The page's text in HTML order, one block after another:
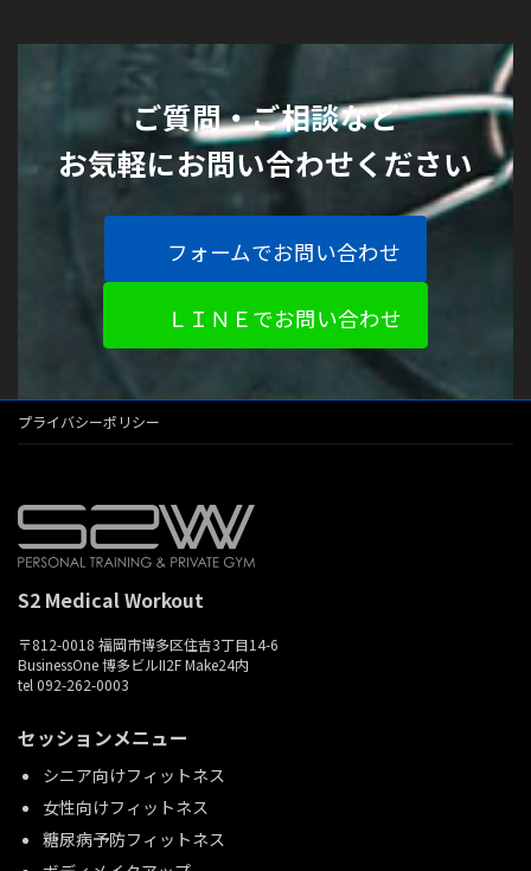
ご質問・ご相談など
お気軽にお問い合わせください
フォームでお問い合わせ
ＬＩＮＥでお問い合わせ
プライバシーポリシー
S2 Medical Workout
〒812-0018 福岡市博多区住吉3丁目14-6
BusinessOne 博多ビルII2F Make24内
tel 092-262-0003
セッションメニュー
シニア向けフィットネス
女性向けフィットネス
糖尿病予防フィットネス